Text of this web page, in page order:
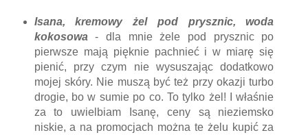
Isana, kremowy żel pod prysznic, woda
kokosowa- dla mnie żele pod prysznic po
pierwsze mają pięknie pachnieć i w miarę się
pienić, przy czym nie wysuszając dodatkowo
mojej skóry. Nie muszą być też przy okazji turbo
drogie, bo w sumie po co. To tylko żel! I właśnie
za to uwielbiam Isanę, ceny są nieziemsko
niskie, a na promocjach można te żelu kupić za